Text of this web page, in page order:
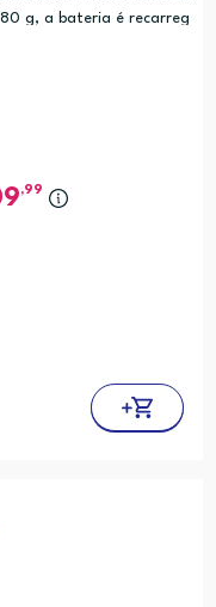
80 g, a bateria é recarreg
,99